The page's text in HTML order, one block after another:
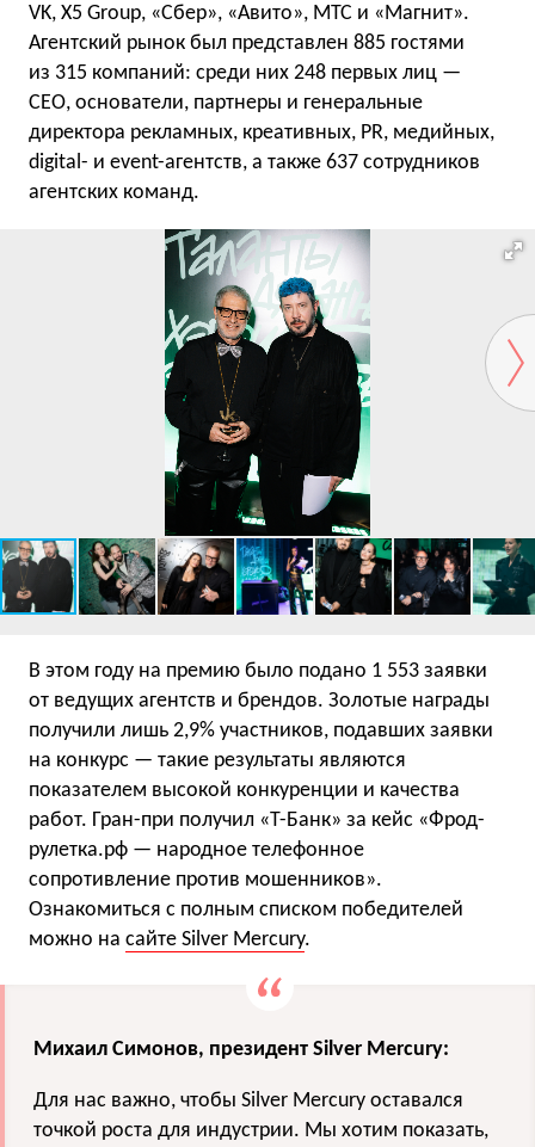
VK, X5 Group, «Сбер», «Авито», МТС и «Магнит».
Агентский рынок был представлен 885 гостями
из 315 компаний: среди них 248 первых лиц —
CEO, основатели, партнеры и генеральные
директора рекламных, креативных, PR, медийных,
digital- и event-агентств, а также 637 сотрудников
агентских команд.
В этом году на премию было подано 1 553 заявки
от ведущих агентств и брендов. Золотые награды
получили лишь 2,9% участников, подавших заявки
на конкурс — такие результаты являются
показателем высокой конкуренции и качества
работ. Гран-при получил «Т-Банк» за кейс «Фрод-
рулетка.рф — народное телефонное
сопротивление против мошенников».
Ознакомиться с полным списком победителей
можно на сайте Silver Mercury.
Михаил Симонов, президент Silver Mercury:
Для нас важно, чтобы Silver Mercury оставался
точкой роста для индустрии. Мы хотим показать,